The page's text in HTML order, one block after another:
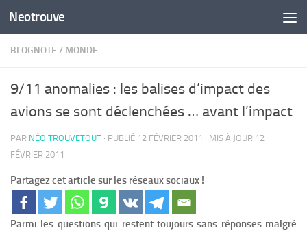
Skip to content
Neotrouve
BLOGNOTE / MONDE
9/11 anomalies : les balises d’impact des
avions se sont déclenchées … avant l’impact
PAR NÉO TROUVETOUT · PUBLIÉ 12 FÉVRIER 2011 · MIS À JOUR 12
FÉVRIER 2011
Partagez cet article sur les réseaux sociaux !
Parmi les questions qui restent toujours sans réponses malgré